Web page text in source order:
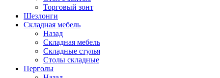
Торговый зонт
Шезлонги
Складная мебель
Назад
Складная мебель
Складные стулья
Столы складные
Перголы